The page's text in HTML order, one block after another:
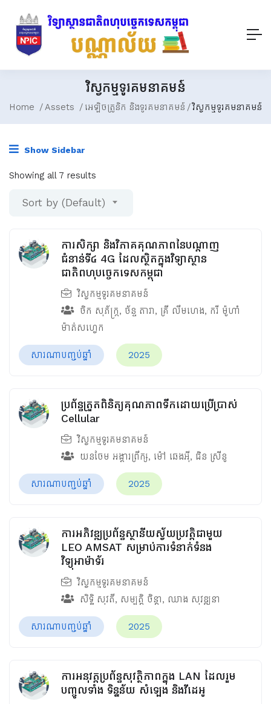
វិស្វកម្មទូរគមនាគមន៍
Home Assets អេឡិចត្រូនិក និងទូរគមនាគមន៍ វិស្វកម្មទូរគមនាគមន៍
Show Sidebar
Showing all 7 results
Sort by (Default)
ការសិក្សា និងវិភាគគុណភាពនៃបណ្ដាញ
ជំនាន់ទី៤ 4G ដែលស្ថិតក្នុងវិទ្យាស្ថាន
ជាតិពហុបច្ចេកទេសកម្ពុជា
វិស្វកម្មទូរគមនាគមន៍
ចិក សុភ័ក្រ្ក, ច័ន្ទ តារា, គ្រី លឹមហេង, ករី​ ម៉ូហាំ
ម៉ាត់សហ្វេក
សារណាបញ្ចប់ឆ្នាំ 2025
ប្រព័ន្ធត្រួតពិនិត្យគុណភាពទឹកដោយប្រើប្រាស់
Cellular
វិស្វកម្មទូរគមនាគមន៍
យនចែម អង្គារព្រឹក្ស, ម៉ៅ ឆេងអ៊ី, ជិន ស្រីនូ
សារណាបញ្ចប់ឆ្នាំ 2025
ការអភិវឌ្ឍប្រព័ន្ធស្ថានីយស្វ័យប្រវត្តិជាមួយ
LEO AMSAT សម្រាប់ការទំនាក់ទំនង
វិទ្យុអាម៉ាទ័រ
វិស្វកម្មទូរគមនាគមន៍
សិទ្ធិ សុវតី, សម្បត្តិ ចិន្ដា, ឈាង សុវឌ្ឍនា
សារណាបញ្ចប់ឆ្នាំ 2025
ការអនុវត្តប្រព័ន្ធសុវត្ថិភាពក្នុង LAN ដែលរួម
បញ្ចូលទាំង ទិន្នន័យ សំឡេង និងវីដេអូ